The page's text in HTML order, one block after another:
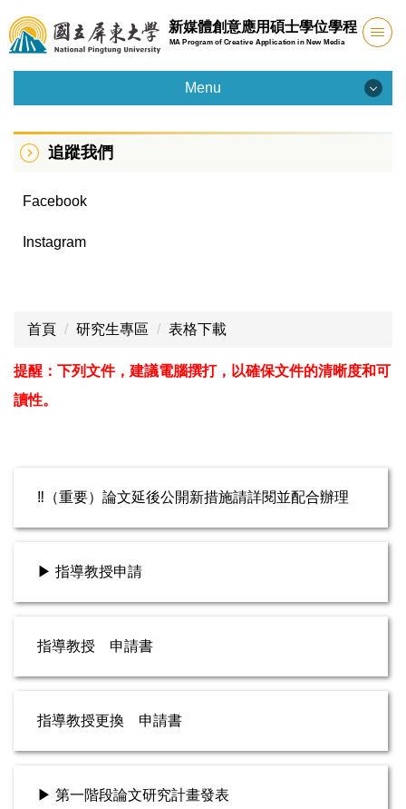
跳
到
主
區
新媒體創意應用碩士學位學程
MA Program of Creative Application in New Media
Menu
招生資訊
追蹤我們
Facebook
Instagram
首頁 研究生專區 表格下載
提醒：下列文件，建議電腦撰打，以確保文件的清晰度和可
讀性。
‼️（重要）論文延後公開新措施請詳閱並配合辦理
▶ 指導教授申請
指導教授 申請書
指導教授更換 申請書
▶ 第一階段論文研究計畫發表